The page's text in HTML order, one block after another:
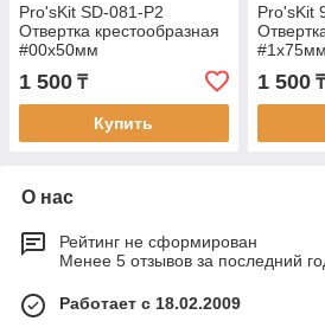
Pro'sKit SD-081-P2
Отвертка крестообразная
#00х50мм
1 500 ₸
Купить
Pro'sKit
#1х75мм
1 500₸
О нас
Рейтинг не сформирован
Менее 5 отзывов за последний
Работает с 18.02.2009